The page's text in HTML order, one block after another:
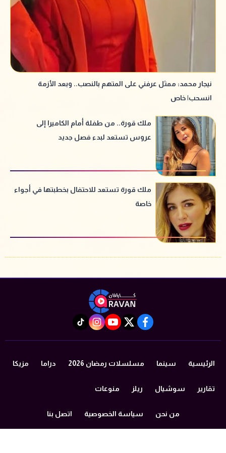
نيجار محمد: ممثل عرفني على المتهم بالنصب.. وبعد الأزمة
انسحب| خاص
ملك قورة.. من طفلة أمام الكاميرا إلى
عروس تستعد لبدء فصل جديد
ملك قورة تستعد للاحتفال بخطبتها في أجواء
خاصة
facebook
twitter
youtube
instagram
tiktok
الرئيسية سينما مسلسلات رمضان 2026 دراما مزيكا
تقارير سوشيال ريلز منوعات
من نحن سياسة الخصوصية اتصل بنا